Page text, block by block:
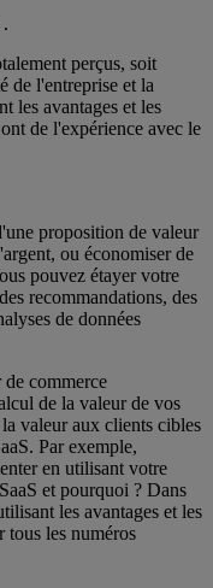
.
perçus, soit
de l'entreprise et la
les avantages et les
de l'expérience avec le
proposition de valeur
ou économiser de
pouvez étayer votre
recommandations, des
de données
commerce
de la valeur de vos
valeur aux clients cibles
Par exemple,
en utilisant votre
et pourquoi ? Dans
les avantages et les
tous les numéros